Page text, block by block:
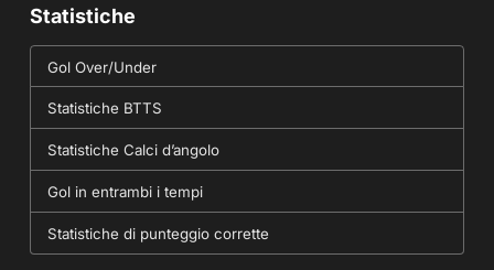
Statistiche
Gol Over/Under
Statistiche BTTS
Statistiche Calci d’angolo
Gol in entrambi i tempi
Statistiche di punteggio corrette